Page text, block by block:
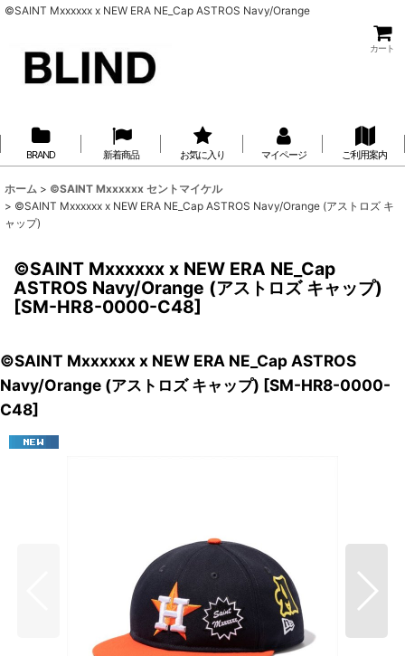
©SAINT Mxxxxxx x NEW ERA NE_Cap ASTROS Navy/Orange
カート
BRAND 新着商品 お気に入り マイページ ご利用案内
ホーム > ©SAINT Mxxxxxx セントマイケル
> ©SAINT Mxxxxxx x NEW ERA NE_Cap ASTROS Navy/Orange (アストロズ キ
ャップ)
©SAINT Mxxxxxx x NEW ERA NE_Cap
ASTROS Navy/Orange (アストロズ キャップ)
[SM-HR8-0000-C48]
©SAINT Mxxxxxx x NEW ERA NE_Cap ASTROS
Navy/Orange (アストロズ キャップ) [SM-HR8-0000-
C48]